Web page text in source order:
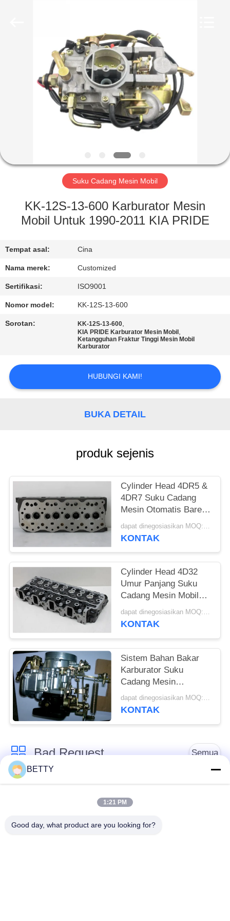
RUMAH
PRODUK
TENTANG
KAMI
TUR
PABRIK
KONTROL
KUALITAS
PERMINTAAN
PRIVACY
Suku Cadang Mesin Mobil
KK-12S-13-600 Karburator Mesin
Mobil Untuk 1990-2011 KIA PRIDE
Tempat asal: Cina
Nama merek: Customized
Sertifikasi: ISO9001
Nomor model: KK-12S-13-600
Sorotan: KK-12S-13-600,
KIA PRIDE Karburator Mesin Mobil ,
Ketangguhan Fraktur Tinggi Mesin Mobil
Karburator
HUBUNGI KAMI!
BUKA DETAIL
produk sejenis
Cylinder Head 4DR5 &
4DR7 Suku Cadang
Mesin Otomatis Bare
Head Hanya Bahan
Aluminium
dapat dinegosiasikan MOQ:5 pcs
KONTAK
Cylinder Head 4D32
Umur Panjang Suku
Cadang Mesin Mobil
OEM Untuk Kendaraan
MITSUBISHI
dapat dinegosiasikan MOQ:5 pcs
KONTAK
Sistem Bahan Bakar
Karburator Suku
Cadang Mesin
Otomatis Nissan J15
Garansi 12 Bulan
dapat dinegosiasikan MOQ:50 PCS
KONTAK
Bad Request Semua
Suku Cadang
Kit Piston Sepeda
Motor
Blok Mesin Sepeda
Suku Cadang Mesin
BETTY
1:21 PM
Good day, what product are you looking for?